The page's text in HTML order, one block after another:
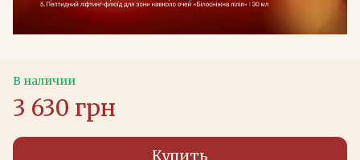
В наличии
3 630 грн
Купить